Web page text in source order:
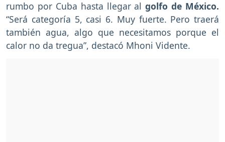
rumbo por Cuba hasta llegar algolfo de México.
“Será categoría 5, casi 6. Muy fuerte. Pero traerá
también agua, algo que necesitamos porque el
calor no da tregua”, destacó Mhoni Vidente.